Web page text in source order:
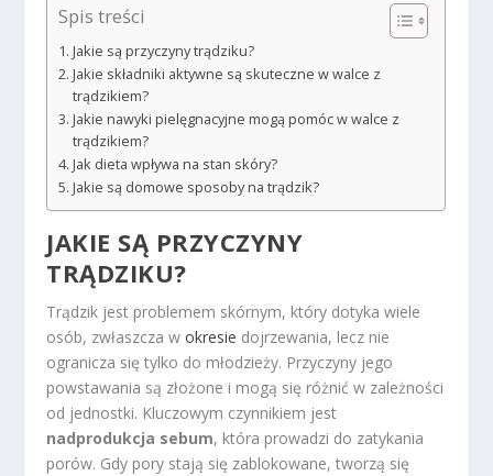
Spis treści
Jakie są przyczyny trądziku?
Jakie składniki aktywne są skuteczne w walce z
trądzikiem?
Jakie nawyki pielęgnacyjne mogą pomóc w walce z
trądzikiem?
Jak dieta wpływa na stan skóry?
Jakie są domowe sposoby na trądzik?
JAKIE SĄ PRZYCZYNY
TRĄDZIKU?
Trądzik jest problemem skórnym, który dotyka wiele
osób, zwłaszcza wokresie dojrzewania, lecz nie
ogranicza się tylko do młodzieży. Przyczyny jego
powstawania są złożone i mogą się różnić w zależności
od jednostki. Kluczowym czynnikiem jest
nadprodukcja sebum, która prowadzi do zatykania
porów. Gdy pory stają się zablokowane, tworzą się